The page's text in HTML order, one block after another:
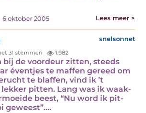
6 oktober 2005 Lees meer >
snelsonnet
31 stemmen 1.982
bij de voordeur zitten, steeds
éventjes te maffen gereed om
te blaffen, vind ik ’t
lekker pitten. Lang was ik waak-
beest, “Nu word ik pit-
geweest”.…